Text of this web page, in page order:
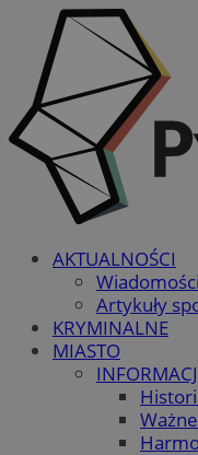
AKTUALNOŚCI
Artykuły
KRYMINALNE
MIASTO